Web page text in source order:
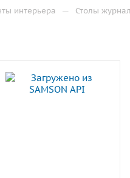
интерьера — Столы